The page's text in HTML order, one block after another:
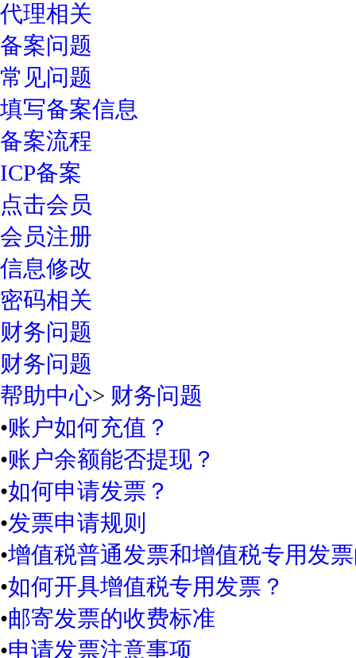
代理相关
备案问题
常见问题
填写备案信息
备案流程
ICP备案
点击会员
会员注册
信息修改
密码相关
财务问题
财务问题
帮助中心> 财务问题
•账户如何充值？
•账户余额能否提现？
•如何申请发票？
•发票申请规则
•增值税普通发票和增值税专用发
•如何开具增值税专用发票？
•邮寄发票的收费标准
•申请发票注意事项